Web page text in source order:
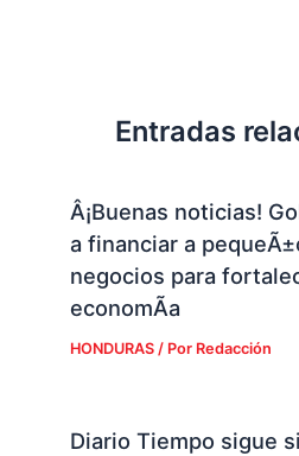
Entradas
Â¡Buenas noticias!
a financiar a
negocios para
economÃ­a
HONDURAS/ Por Redacción
Diario Tiempo sigue